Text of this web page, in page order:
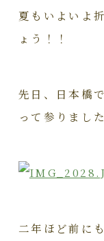
夏もいよいよ
ょう！！
先日、日本橋
って参りまし
二年ほど前に